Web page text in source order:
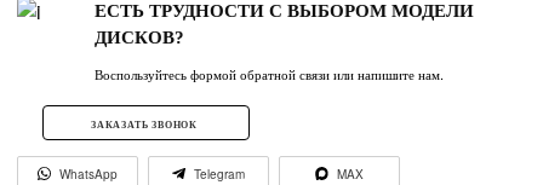
ЕСТЬ ТРУДНОСТИ С ВЫБОРОМ МОДЕЛИ
ДИСКОВ?
Воспользуйтесь формой обратной связи или напишите нам.
ЗАКАЗАТЬ ЗВОНОК
WhatsApp Telegram MAX